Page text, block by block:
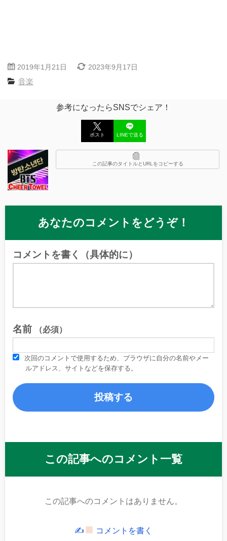
2019年1月21日 2023年9月17日
音楽
参考になったらSNSでシェア！
ポスト LINEで送る
この記事のタイトルとURLをコピーする
あなたのコメントをどうぞ！
コメントを書く（具体的に）
名前 （必須）
次回のコメントで使用するため、ブラウザに自分の名前やメー
ルアドレス、サイトなどを保存する。
この記事へのコメント一覧
この記事へのコメントはありません。
✍ コメントを書く